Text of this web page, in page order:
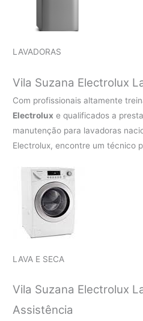
LAVADORAS
Vila Suzana Electrolux
Com profissionais altamente
Electrolux e qualificados a
manutenção para lavadoras
Electrolux, encontre um técnico
LAVA E SECA
Vila Suzana Electrolux
Assistência